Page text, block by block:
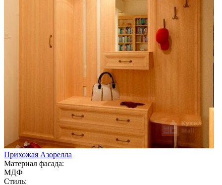
Прихожая Азорелла
Материал фасада:
МДФ
Стиль: